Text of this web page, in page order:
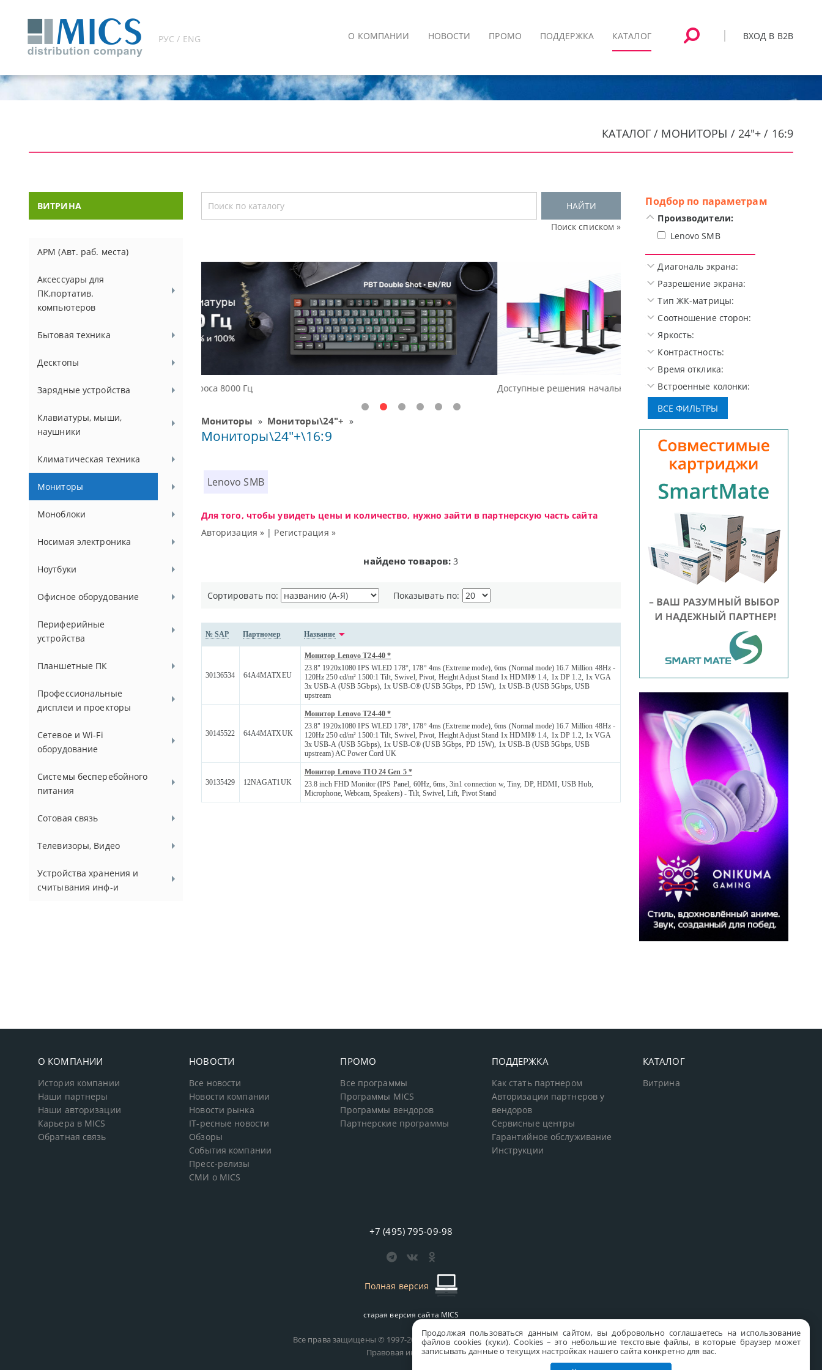
Продолжая пользоваться данным сайтом, вы добровольно соглашаетесь на использование
файлов cookies (куки). Сookies – это небольшие текстовые файлы, в которые браузер может
записывать данные о текущих настройках нашего сайта конкретно для вас.
РУС / ENG ВХОД В B2B
О КОМПАНИИ НОВОСТИ ПРОМО ПОДДЕРЖКА КАТАЛОГ
КАТАЛОГ / МОНИТОРЫ / 24"+ / 16:9
ВИТРИНА
АРМ (Авт. раб. места)
Аксессуары для
ПК,портатив.
компьютеров
Бытовая техника
Десктопы
Зарядные устройства
Клавиатуры, мыши,
наушники
Климатическая техника
Мониторы
Моноблоки
Носимая электроника
Ноутбуки
Офисное оборудование
Периферийные
устройства
Планшетные ПК
Профессиональные
дисплеи и проекторы
Сетевое и Wi-Fi
оборудование
Системы бесперебойного
питания
Сотовая связь
Телевизоры, Видео
Устройства хранения и
считывания инф-и
НАЙТИ
Поиск списком »
Доступные решения начального уровня, новые мониторы Oceanview. Высокотехнологичная игровая периферия
Мониторы » Мониторы\24"+ »
Мониторы\24"+\16:9
Lenovo SMB
Для того, чтобы увидеть цены и количество, нужно зайти в партнерскую часть сайта
Авторизация » | Регистрация »
найдено товаров: 3
Сортировать по: Показывать по:
№ SAP Партномер Название
30136534 64A4MATXEU
Монитор Lenovo T24-40 *
23.8" 1920x1080 IPS WLED 178°, 178° 4ms (Extreme mode), 6ms (Normal mode) 16.7 Million 48Hz -
120Hz 250 cd/m² 1500:1 Tilt, Swivel, Pivot, Height Adjust Stand 1x HDMI® 1.4, 1x DP 1.2, 1x VGA
3x USB-A (USB 5Gbps), 1x USB-C® (USB 5Gbps, PD 15W), 1x USB-B (USB 5Gbps, USB
upstream
30145522 64A4MATXUK
Монитор Lenovo T24-40 *
23.8" 1920x1080 IPS WLED 178°, 178° 4ms (Extreme mode), 6ms (Normal mode) 16.7 Million 48Hz -
120Hz 250 cd/m² 1500:1 Tilt, Swivel, Pivot, Height Adjust Stand 1x HDMI® 1.4, 1x DP 1.2, 1x VGA
3x USB-A (USB 5Gbps), 1x USB-C® (USB 5Gbps, PD 15W), 1x USB-B (USB 5Gbps, USB
upstream) AC Power Cord UK
30135429 12NAGAT1UK
Монитор Lenovo TIO 24 Gen 5 *
23.8 inch FHD Monitor (IPS Panel, 60Hz, 6ms, 3in1 connection w, Tiny, DP, HDMI, USB Hub,
Microphone, Webcam, Speakers) - Tilt, Swivel, Lift, Pivot Stand
Подбор по параметрам
Производители:
Lenovo SMB
Диагональ экрана:
Разрешение экрана:
Тип ЖК-матрицы:
Соотношение сторон:
Яркость:
Контрастность:
Время отклика:
Встроенные колонки:
О КОМПАНИИ
История компании
Наши партнеры
Наши авторизации
Карьера в MICS
Обратная связь
НОВОСТИ
Все новости
Новости компании
Новости рынка
IT-ресные новости
Обзоры
События компании
Пресс-релизы
СМИ о MICS
ПРОМО
Все программы
Программы MICS
Программы вендоров
Партнерские программы
ПОДДЕРЖКА
Как стать партнером
Авторизации партнеров у
вендоров
Сервисные центры
Гарантийное обслуживание
Инструкции
КАТАЛОГ
Витрина
+7 (495) 795-09-98
Полная версия
старая версия сайта MICS
Все права защищены © 1997-2026 MICS Distribution Company
Правовая информация